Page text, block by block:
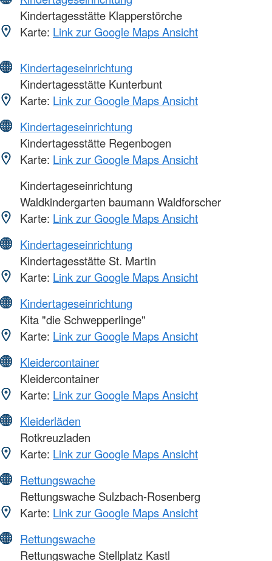
Kindertagesstätte Klapperstörche
Karte: Link zur Google Maps Ansicht
Kindertageseinrichtung
Kindertagesstätte Kunterbunt
Karte: Link zur Google Maps Ansicht
Kindertageseinrichtung
Kindertagesstätte Regenbogen
Karte: Link zur Google Maps Ansicht
Kindertageseinrichtung
Waldkindergarten baumann Waldforscher
Karte: Link zur Google Maps Ansicht
Kindertageseinrichtung
Kindertagesstätte St. Martin
Karte: Link zur Google Maps Ansicht
Kindertageseinrichtung
Kita "die Schwepperlinge"
Karte: Link zur Google Maps Ansicht
Kleidercontainer
Kleidercontainer
Karte: Link zur Google Maps Ansicht
Kleiderläden
Rotkreuzladen
Karte: Link zur Google Maps Ansicht
Rettungswache
Rettungswache Sulzbach-Rosenberg
Karte: Link zur Google Maps Ansicht
Rettungswache
Rettungswache Stellplatz Kastl